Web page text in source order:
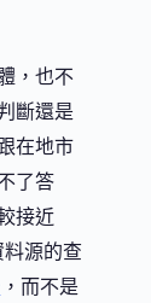
，也不
斷還是
在地市
了答
接近
料源的查
，而不是